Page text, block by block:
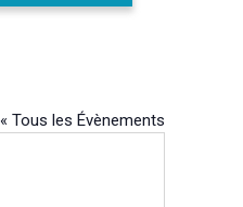
« Tous les Évènements